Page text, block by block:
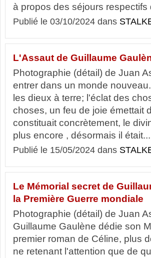
à propos des séjours respectifs
Publié le 03/10/2024 dans
L'Assaut de Guillaume
Photographie (détail) de Juan
entrer dans un monde
les dieux à terre; l'éclat des
choses, un feu de joie émettait
constituait concrètement, le
plus encore , désormais il était...
Publié le 15/05/2024 dans
Le Mémorial secret de
la Première Guerre mondiale
Photographie (détail) de Juan
Guillaume Gaulène dédie son
premier roman de Céline, plus
ne retenant l'attention que de